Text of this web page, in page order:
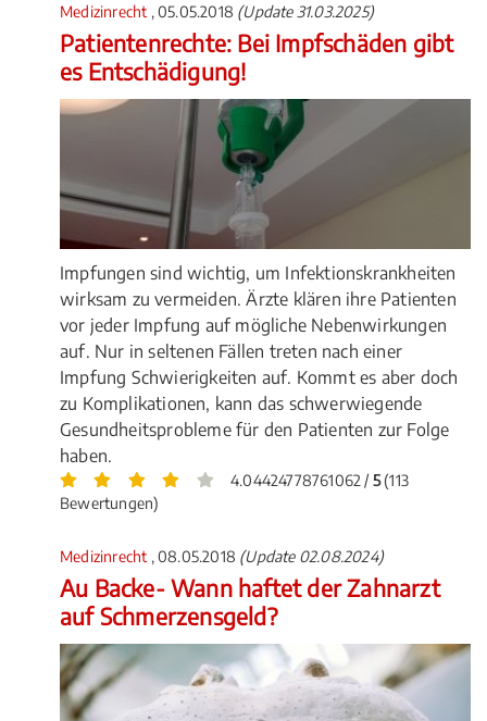
Medizinrecht , 05.05.2018 (Update 31.03.2025)
Patientenrechte: Bei Impfschäden gibt
es Entschädigung!
Impfungen sind wichtig, um Infektionskrankheiten
wirksam zu vermeiden. Ärzte klären ihre Patienten
vor jeder Impfung auf mögliche Nebenwirkungen
auf. Nur in seltenen Fällen treten nach einer
Impfung Schwierigkeiten auf. Kommt es aber doch
zu Komplikationen, kann das schwerwiegende
Gesundheitsprobleme für den Patienten zur Folge
haben.
4.04424778761062 / 5(113
Bewertungen)
Medizinrecht , 08.05.2018 (Update 02.08.2024)
Au Backe- Wann haftet der Zahnarzt
auf Schmerzensgeld?